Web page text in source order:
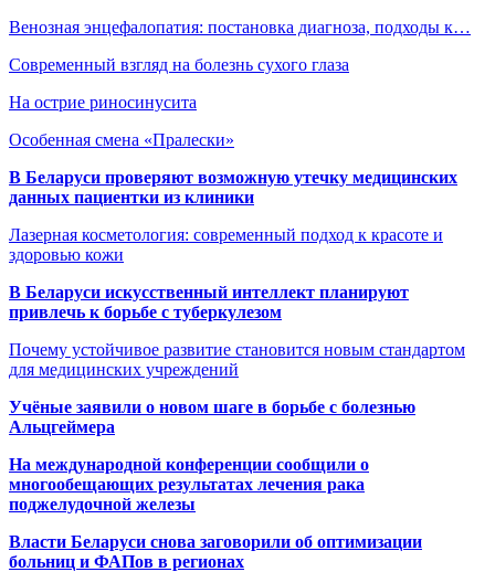
Венозная энцефалопатия: постановка диагноза, подходы к…
Современный взгляд на болезнь сухого глаза
На острие риносинусита
Особенная смена «Пралески»
В Беларуси проверяют возможную утечку медицинских
данных пациентки из клиники
Лазерная косметология: современный подход к красоте и
здоровью кожи
В Беларуси искусственный интеллект планируют
привлечь к борьбе с туберкулезом
Почему устойчивое развитие становится новым стандартом
для медицинских учреждений
Учёные заявили о новом шаге в борьбе с болезнью
Альцгеймера
На международной конференции сообщили о
многообещающих результатах лечения рака
поджелудочной железы
Власти Беларуси снова заговорили об оптимизации
больниц и ФАПов в регионах